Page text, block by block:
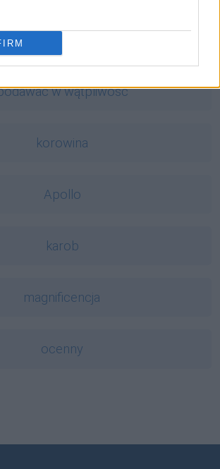
w wątpliwość
korowina
Apollo
karob
magnificencja
ocenny